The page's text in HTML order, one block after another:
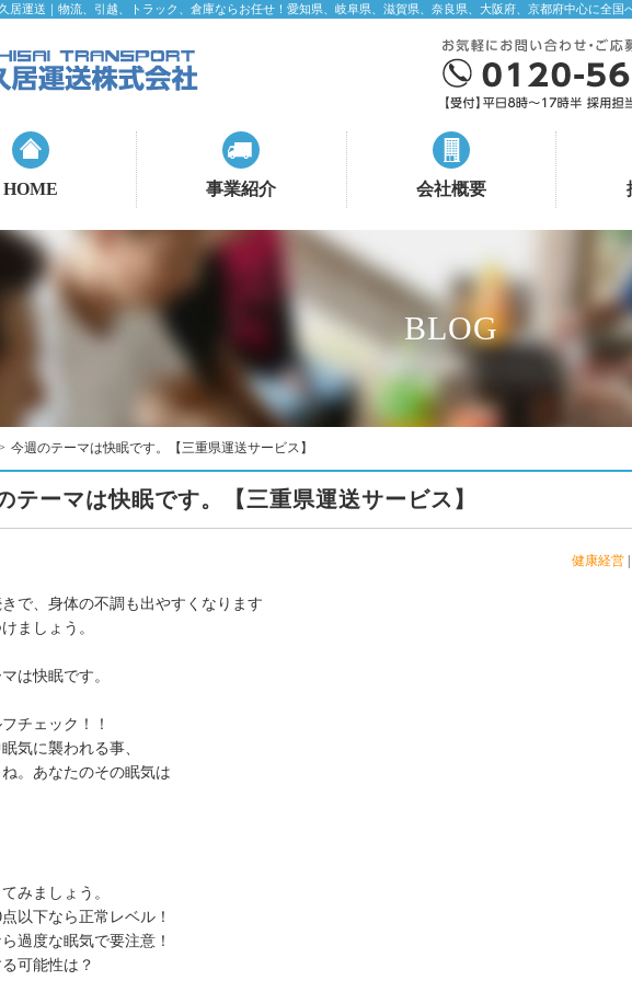
居運送｜物流、引越、トラック、倉庫ならお任せ！愛知県、岐阜県、滋賀県、奈良県、大阪府、京都府中心に全国
HOME 事業紹介 会社概要
BLOG
今週のテーマは快眠です。【三重県運送サービス】
テーマは快眠です。【三重県運送サービス】
健康経営
で、身体の不調も出やすくなります
ましょう。
は快眠です。
チェック！！
気に襲われる事、
。あなたのその眠気は
みましょう。
以下なら正常レベル！
過度な眠気で要注意！
可能性は？